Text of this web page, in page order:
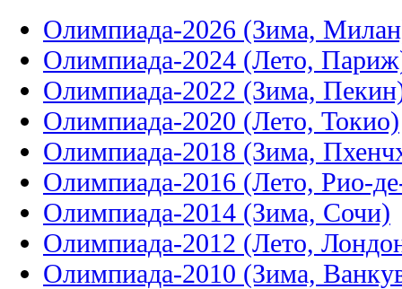
Олимпиада-2026 (Зима,
Олимпиада-2024 (Лето,
Олимпиада-2022 (Зима,
Олимпиада-2020 (Лето, Токио)
Олимпиада-2018 (Зима,
Олимпиада-2016 (Лето, Рио-
Олимпиада-2014 (Зима, Сочи)
Олимпиада-2012 (Лето,
Олимпиада-2010 (Зима,